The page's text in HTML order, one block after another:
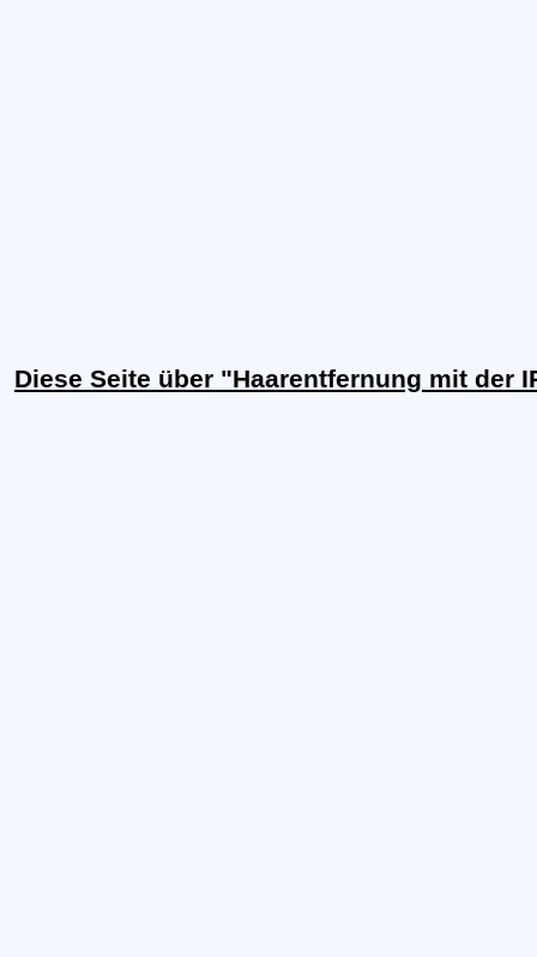
Diese Seite über "Haarentfernung mit der